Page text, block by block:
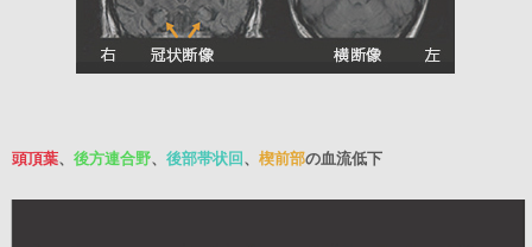
頭頂葉、 後方連合野、 後部帯状回 、 楔前部の血流低下